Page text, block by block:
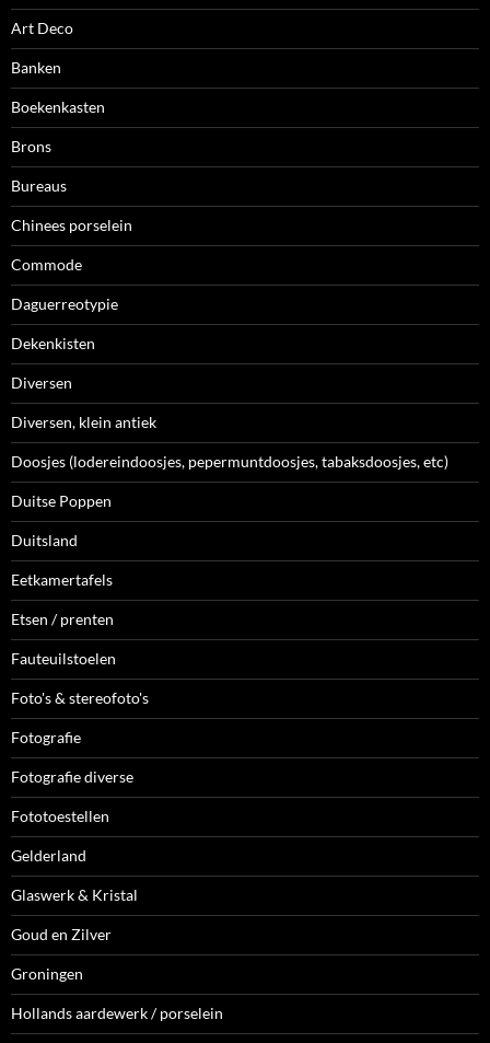
Art Deco
Banken
Boekenkasten
Brons
Bureaus
Chinees porselein
Commode
Daguerreotypie
Dekenkisten
Diversen
Diversen, klein antiek
Doosjes (lodereindoosjes, pepermuntdoosjes, tabaksdoosjes, etc)
Duitse Poppen
Duitsland
Eetkamertafels
Etsen / prenten
Fauteuilstoelen
Foto's & stereofoto's
Fotografie
Fotografie diverse
Fototoestellen
Gelderland
Glaswerk & Kristal
Goud en Zilver
Groningen
Hollands aardewerk / porselein